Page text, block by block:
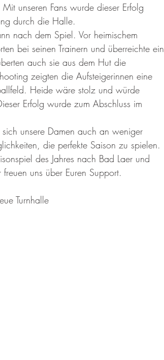
unseren Fans wurde dieser Erfolg
durch die Halle.
nach dem Spiel. Vor heimischem
bei seinen Trainern und überreichte ein
auch sie aus dem Hut die
zeigten die Aufsteigerinnen eine
Heide wäre stolz und würde
Erfolg wurde zum Abschluss im
unsere Damen auch an weniger
die perfekte Saison zu spielen.
des Jahres nach Bad Laer und
uns über Euren Support.
Turnhalle